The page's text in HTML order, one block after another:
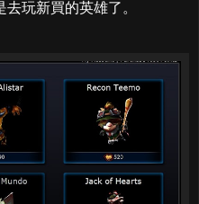
玩新買的英雄了。